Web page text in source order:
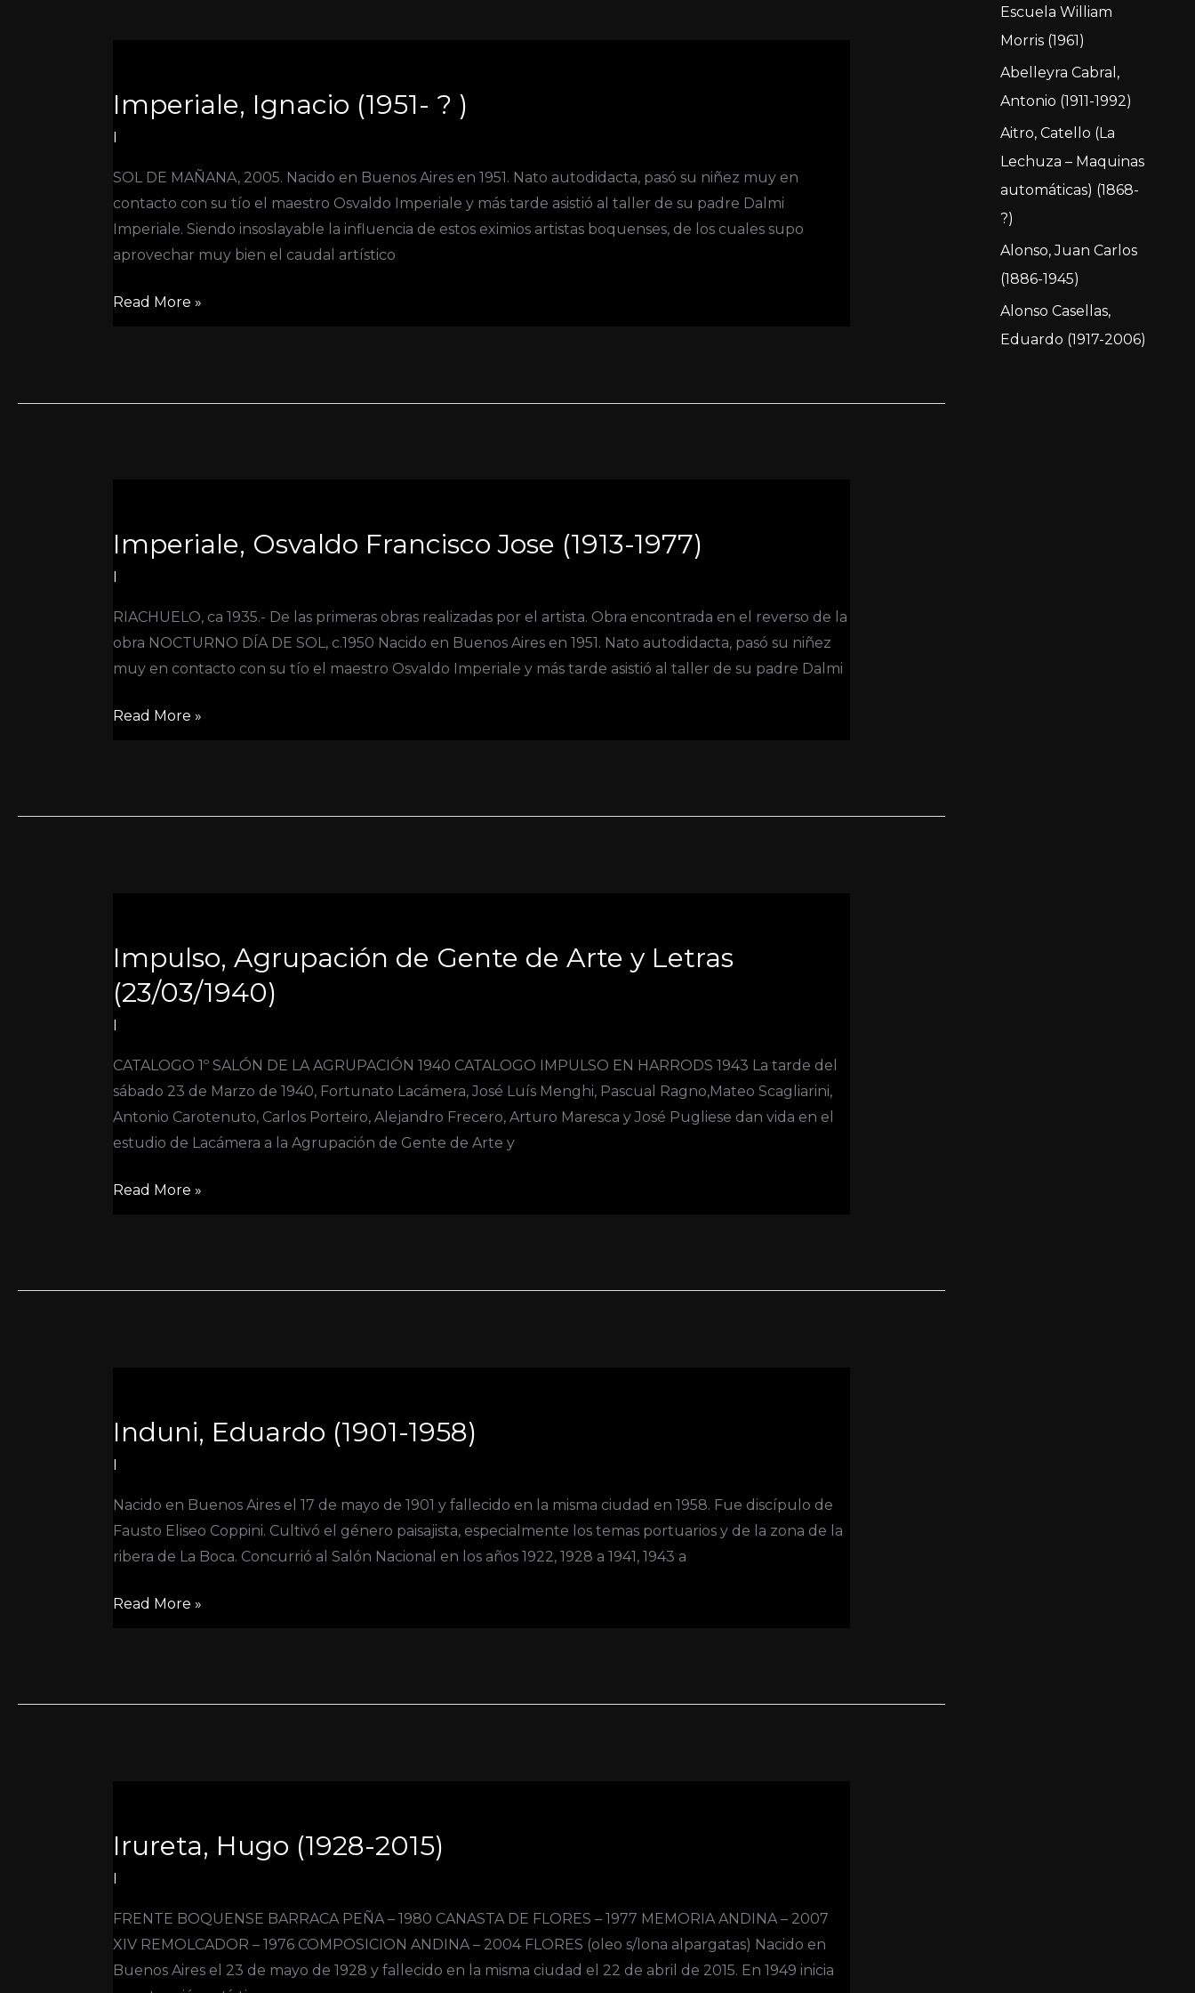
Imperiale, Ignacio (1951- ? )
SOL DE MAÑANA, 2005. Nacido en Buenos Aires en 1951. Nato autodidacta, pasó su niñez muy en
contacto con su tío el maestro Osvaldo Imperiale y más tarde asistió al taller de su padre Dalmi
Imperiale. Siendo insoslayable la influencia de estos eximios artistas boquenses, de los cuales supo
aprovechar muy bien el caudal artístico
(1951-
?
Read More »
Imperiale, Osvaldo Francisco Jose (1913-1977)
I
RIACHUELO, ca 1935.- De las primeras obras realizadas por el artista. Obra encontrada en el reverso de la
obra NOCTURNO DÍA DE SOL, c.1950 Nacido en Buenos Aires en 1951. Nato autodidacta, pasó su niñez
muy en contacto con su tío el maestro Osvaldo Imperiale y más tarde asistió al taller de su padre Dalmi
Francisco
Jose
1977)
Read More »
Impulso, Agrupación de Gente de Arte y Letras
(23/03/1940)
I
CATALOGO 1º SALÓN DE LA AGRUPACIÓN 1940 CATALOGO IMPULSO EN HARRODS 1943 La tarde del
sábado 23 de Marzo de 1940, Fortunato Lacámera, José Luís Menghi, Pascual Ragno,Mateo Scagliarini,
Antonio Carotenuto, Carlos Porteiro, Alejandro Frecero, Arturo Maresca y José Pugliese dan vida en el
estudio de Lacámera a la Agrupación de Gente de Arte y
de
Gente
de
Arte
y
Letras
(23/03/1940)
Read More »
Induni, Eduardo (1901-1958)
I
Nacido en Buenos Aires el 17 de mayo de 1901 y fallecido en la misma ciudad en 1958. Fue discípulo de
Fausto Eliseo Coppini. Cultivó el género paisajista, especialmente los temas portuarios y de la zona de la
ribera de La Boca. Concurrió al Salón Nacional en los años 1922, 1928 a 1941, 1943 a
(1901-
1958)
Read More »
Irureta, Hugo (1928-2015)
I
FRENTE BOQUENSE BARRACA PEÑA – 1980 CANASTA DE FLORES – 1977 MEMORIA ANDINA – 2007
XIV REMOLCADOR – 1976 COMPOSICION ANDINA – 2004 FLORES (oleo s/lona alpargatas) Nacido en
Buenos Aires el 23 de mayo de 1928 y fallecido en la misma ciudad el 22 de abril de 2015. En 1949 inicia
(1928-
2015)
o
r
:
Escuela William
Morris (1961)
Abelleyra Cabral,
Antonio (1911-1992)
Aitro, Catello (La
Lechuza – Maquinas
automáticas) (1868-
?)
Alonso, Juan Carlos
(1886-1945)
Alonso Casellas,
Eduardo (1917-2006)